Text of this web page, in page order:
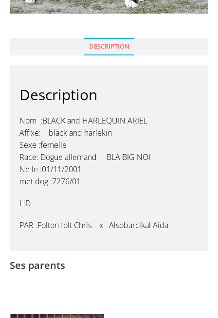
DESCRIPTION
Description
Nom :BLACK and HARLEQUIN ARIEL
Affixe: black and harlekin
Sexe :femelle
Race: Dogue allemand BLA BIG NOI
Né le :01/11/2001
met dog :7276/01
HD-
PAR :Folton folt Chris x Alsobarcikal Aida
Ses parents